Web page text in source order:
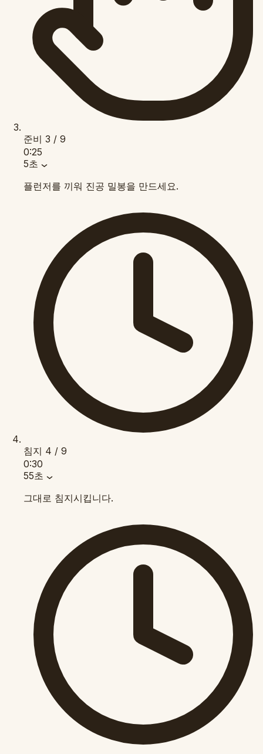
준비 3 / 9
0:25
5초
플런저를 끼워 진공 밀봉을 만드세요.
침지 4 / 9
0:30
55초
그대로 침지시킵니다.